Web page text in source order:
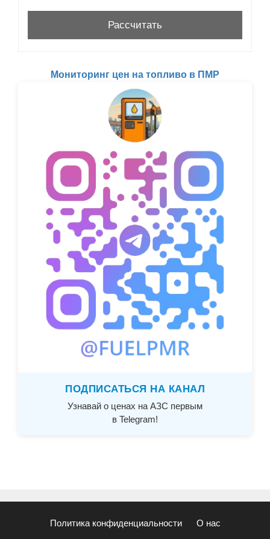
Мониторинг цен на топливо в ПМР
ПОДПИСАТЬСЯ НА КАНАЛ
Узнавай о ценах на АЗС первым
в Telegram!
Политика конфиденциальности О нас